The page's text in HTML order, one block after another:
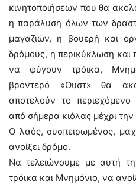
κινητοποιήσεων που θα
η παράλυση όλων των
μαγαζιών, η βουερή και
δρόμους, η περικύκλωση και
να φύγουν τρόικα,
βροντερό «Ουστ» θα
αποτελούν το περιεχόμενο
από σήμερα κιόλας μέχρι
Ο λαός, συσπειρωμένος,
ανοίξει δρόμο.
Να τελειώνουμε με αυτή
τρόικα και Μνημόνιο, να